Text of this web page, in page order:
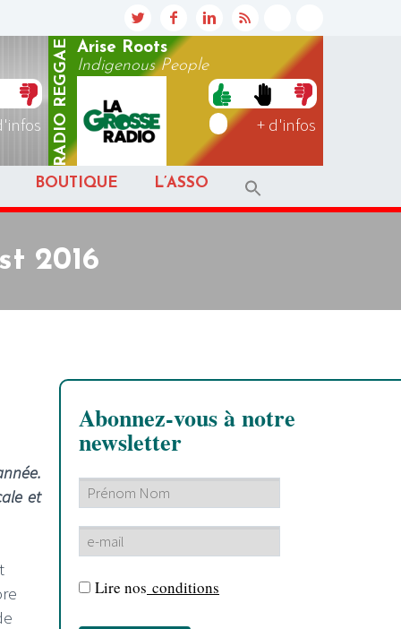
RADIO
REGGAE
Arise Roots
Indigenous People
+ d'infos
BOUTIQUE L’ASSO
2016
et
Abonnez-vous à notre
newsletter
Lire nos conditions